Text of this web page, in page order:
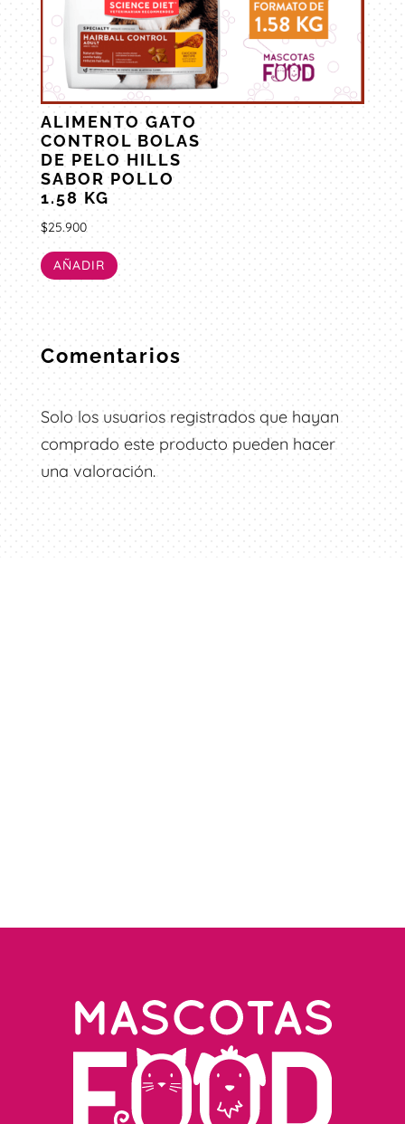
ALIMENTO GATO
CONTROL BOLAS
DE PELO HILLS
SABOR POLLO
1.58 KG
$25.900
AÑADIR
Comentarios
Solo los usuarios registrados que hayan
comprado este producto pueden hacer
una valoración.